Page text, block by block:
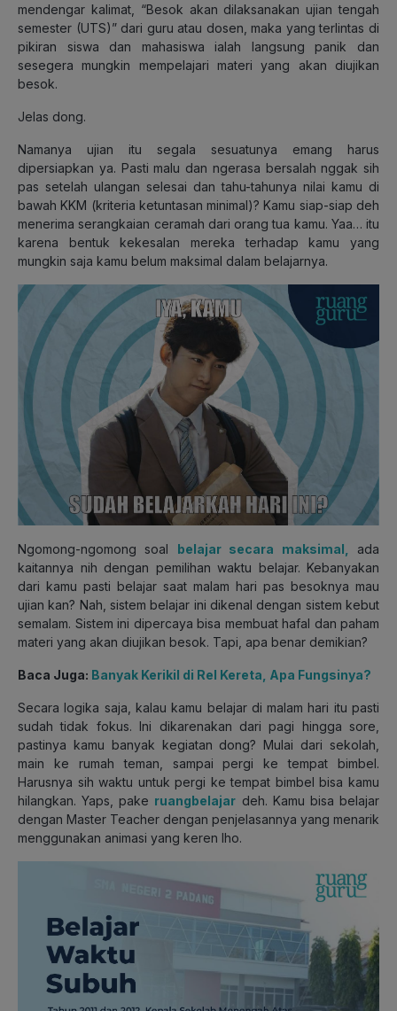
mendengar kalimat, “Besok akan dilaksanakan ujian tengah
semester (UTS)” dari guru atau dosen, maka yang terlintas di
pikiran siswa dan mahasiswa ialah langsung panik dan
sesegera mungkin mempelajari materi yang akan diujikan
besok.
Jelas dong.
Namanya ujian itu segala sesuatunya emang harus
dipersiapkan ya. Pasti malu dan ngerasa bersalah nggak sih
pas setelah ulangan selesai dan tahu-tahunya nilai kamu di
bawah KKM (kriteria ketuntasan minimal)? Kamu siap-siap deh
menerima serangkaian ceramah dari orang tua kamu. Yaa… itu
karena bentuk kekesalan mereka terhadap kamu yang
mungkin saja kamu belum maksimal dalam belajarnya.
Ngomong-ngomong soal belajar secara maksimal,
ada
kaitannya nih dengan pemilihan waktu belajar. Kebanyakan
dari kamu pasti belajar saat malam hari pas besoknya mau
ujian kan? Nah, sistem belajar ini dikenal dengan sistem kebut
semalam. Sistem ini dipercaya bisa membuat hafal dan paham
materi yang akan diujikan besok. Tapi, apa benar demikian?
Baca Juga: Banyak Kerikil di Rel Kereta, Apa Fungsinya?
Secara logika saja, kalau kamu belajar di malam hari itu pasti
sudah tidak fokus. Ini dikarenakan dari pagi hingga sore,
pastinya kamu banyak kegiatan dong? Mulai dari sekolah,
main ke rumah teman, sampai pergi ke tempat bimbel.
Harusnya sih waktu untuk pergi ke tempat bimbel bisa kamu
hilangkan. Yaps, pake ruangbelajar deh. Kamu bisa belajar
dengan Master Teacher dengan penjelasannya yang menarik
menggunakan animasi yang keren lho.